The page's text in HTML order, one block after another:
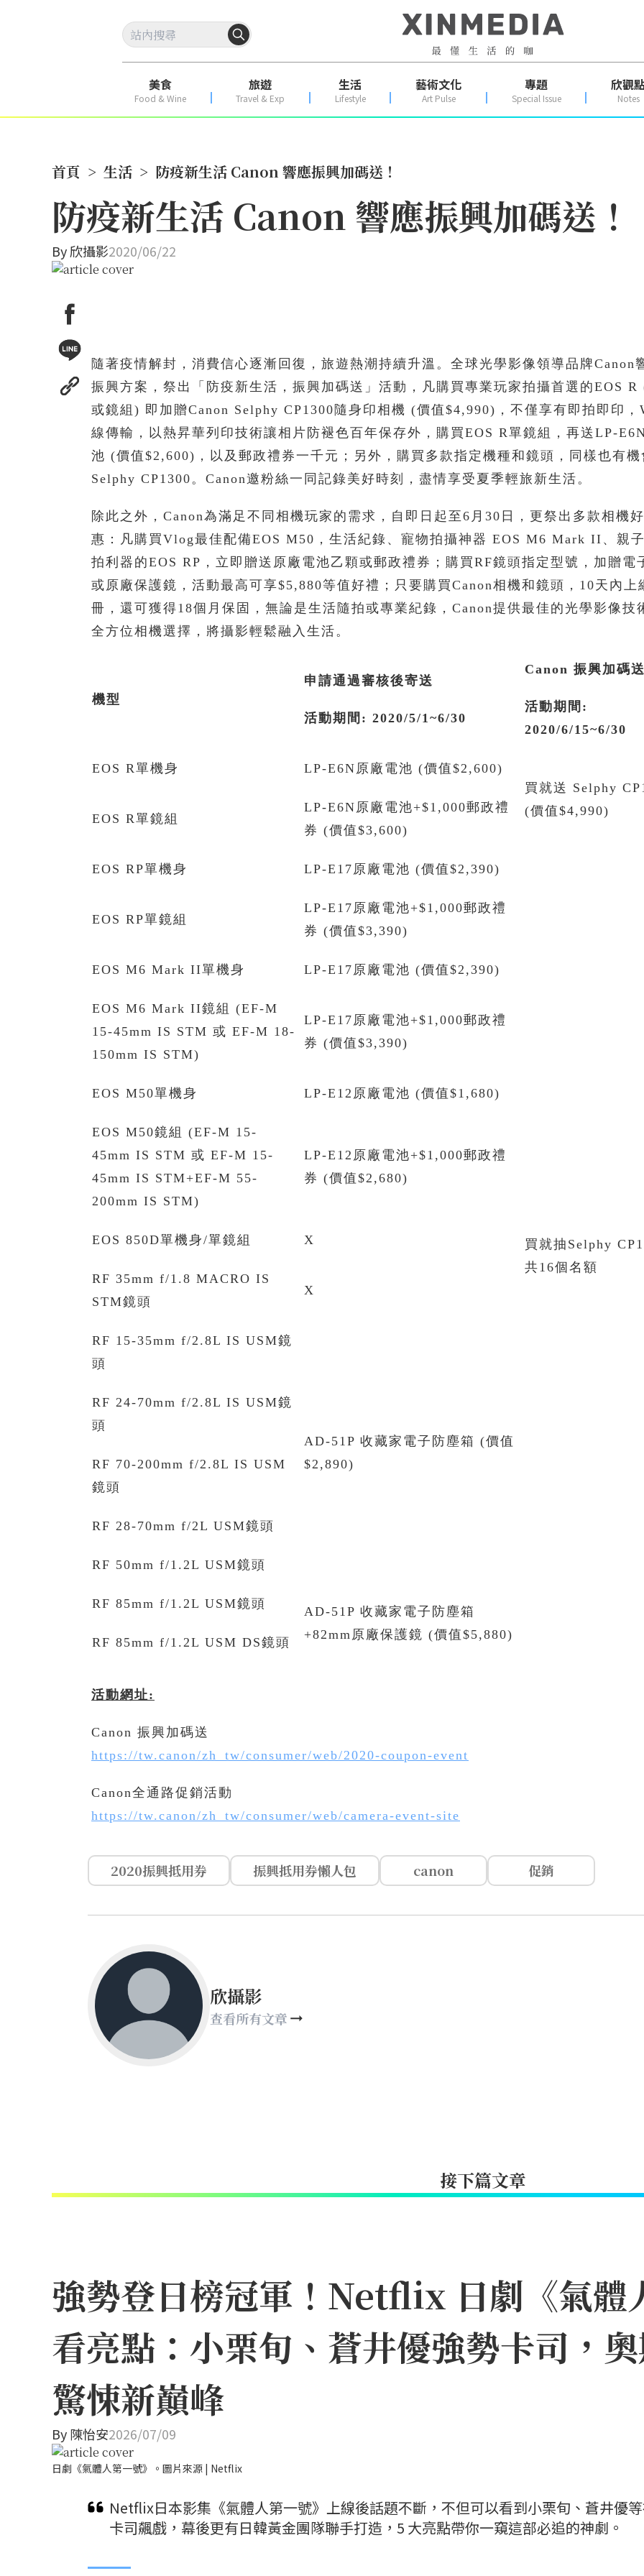
美食
Food & Wine
旅遊
Travel & Exp
生活
Lifestyle
藝術文化
Art Pulse
專題
Special Issue
欣觀點
Notes
首頁 > 生活 > 防疫新生活 Canon 響應振興加碼送！
防疫新生活 Canon 響應振興加碼送！
By欣攝影2020/06/22
隨著疫情解封，消費信心逐漸回復，旅遊熱潮持續升溫。全球光學影像領導品牌Canon
振興方案，祭出「防疫新生活，振興加碼送」活動，凡購買專業玩家拍攝首選的EOS R
或鏡組) 即加贈Canon Selphy CP1300隨身印相機 (價值$4,990)，不僅享有即拍即印
線傳輸，以熱昇華列印技術讓相片防褪色百年保存外，購買EOS R單鏡組，再送LP-
池 (價值$2,600)，以及郵政禮券一千元；另外，購買多款指定機種和鏡頭，同樣也有機
Selphy CP1300。Canon邀粉絲一同記錄美好時刻，盡情享受夏季輕旅新生活。
除此之外，Canon為滿足不同相機玩家的需求，自即日起至6月30日，更祭出多款相機
惠：凡購買Vlog最佳配備EOS M50，生活紀錄、寵物拍攝神器 EOS M6 Mark II、親
拍利器的EOS RP，立即贈送原廠電池乙顆或郵政禮券；購買RF鏡頭指定型號，加贈電
或原廠保護鏡，活動最高可享$5,880等值好禮；只要購買Canon相機和鏡頭，10天內上
冊，還可獲得18個月保固，無論是生活隨拍或專業紀錄，Canon提供最佳的光學影像技
全方位相機選擇，將攝影輕鬆融入生活。
機型
申請通過審核後寄送
活動期間 : 2020/5/1~6/30
Canon 振興加碼送
活動期間 :
2020/6/15~6/30
EOS R單機身
LP-E6N原廠電池 (價值$2,600)
買就送 Selphy
(價值$4,990)
EOS R單鏡組
LP-E6N原廠電池+$1,000郵政禮
券 (價值$3,600)
EOS RP單機身 LP-E17原廠電池 (價值$2,390)
買就抽Selphy
共16個名額
EOS RP單鏡組
LP-E17原廠電池+$1,000郵政禮
券 (價值$3,390)
EOS M6 Mark II單機身 LP-E17原廠電池 (價值$2,390)
EOS M6 Mark II鏡組 (EF-M
15-45mm IS STM 或 EF-M 18-
150mm IS STM)
LP-E17原廠電池+$1,000郵政禮
券 (價值$3,390)
EOS M50單機身 LP-E12原廠電池 (價值$1,680)
EOS M50鏡組 (EF-M 15-
45mm IS STM 或 EF-M 15-
45mm IS STM+EF-M 55-
200mm IS STM)
LP-E12原廠電池+$1,000郵政禮
券 (價值$2,680)
EOS 850D單機身/單鏡組 X
RF 35mm f/1.8 MACRO IS
STM鏡頭
X
RF 15-35mm f/2.8L IS USM鏡
頭
AD-51P 收藏家電子防塵箱 (價值
$2,890)
RF 24-70mm f/2.8L IS USM鏡
頭
RF 70-200mm f/2.8L IS USM
鏡頭
RF 28-70mm f/2L USM鏡頭
RF 50mm f/1.2L USM鏡頭
RF 85mm f/1.2L USM鏡頭
AD-51P 收藏家電子防塵箱
+82mm原廠保護鏡 (價值$5,880)
RF 85mm f/1.2L USM DS鏡頭
活動網址:
Canon 振興加碼送
https://tw.canon/zh_tw/consumer/web/2020-coupon-event
Canon全通路促銷活動
https://tw.canon/zh_tw/consumer/web/camera-event-site
2020振興抵用券 振興抵用券懶人包 canon 促銷
欣攝影
查看所有文章
接下篇文章
強勢登日榜冠軍！Netflix 日劇《氣體
看亮點：小栗旬、蒼井優強勢卡司，
驚悚新巔峰
By陳怡安2026/07/09
日劇《氣體人第一號》。圖片來源 | Netflix
Netflix日本影集《氣體人第一號》上線後話題不斷，不但可以看到小栗旬、蒼井優
卡司飆戲，幕後更有日韓黃金團隊聯手打造，5 大亮點帶你一窺這部必追的神劇。